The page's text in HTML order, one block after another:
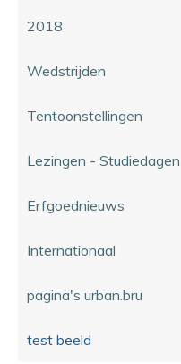
2018
Wedstrijden
Tentoonstellingen
Lezingen - Studiedagen
Erfgoednieuws
Internationaal
pagina's urban.bru
test beeld